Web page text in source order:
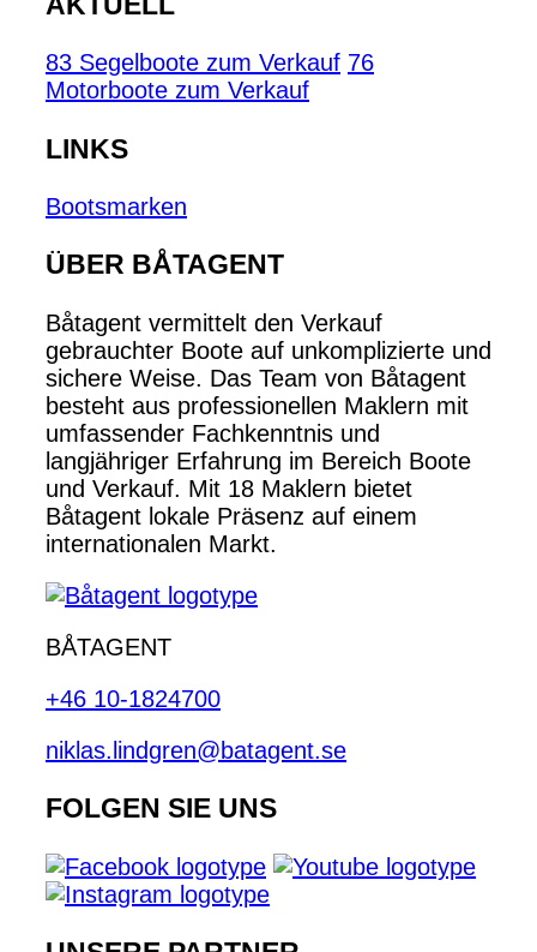
83 Segelboote zum Verkauf 76
Motorboote zum Verkauf
LINKS
Bootsmarken
ÜBER BÅTAGENT
Båtagent vermittelt den Verkauf
gebrauchter Boote auf unkomplizierte und
sichere Weise. Das Team von Båtagent
besteht aus professionellen Maklern mit
umfassender Fachkenntnis und
langjähriger Erfahrung im Bereich Boote
und Verkauf. Mit 18 Maklern bietet
Båtagent lokale Präsenz auf einem
internationalen Markt.
BÅTAGENT
+46 10-1824700
niklas.lindgren@batagent.se
FOLGEN SIE UNS